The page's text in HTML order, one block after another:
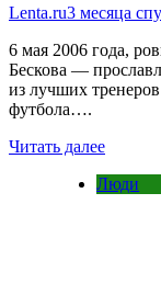
Lenta.ru3 месяца
6 мая 2006 года,
Бескова —
из лучших
футбола….
Читать далее
Люди